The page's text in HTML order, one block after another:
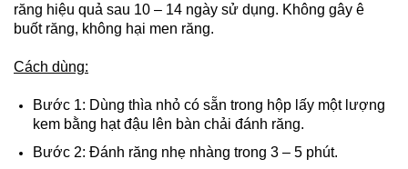
răng hiệu quả sau 10 – 14 ngày sử dụng. Không gây ê
buốt răng, không hại men răng.
Cách dùng:
Bước 1: Dùng thìa nhỏ có sẵn trong hộp lấy một lượng
kem bằng hạt đậu lên bàn chải đánh răng.
Bước 2: Đánh răng nhẹ nhàng trong 3 – 5 phút.